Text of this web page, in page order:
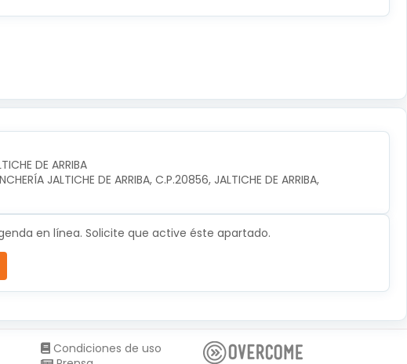
DE ARRIBA
JALTICHE DE ARRIBA, C.P.20856, JALTICHE DE ARRIBA,
en línea. Solicite que active éste apartado.
Condiciones de uso